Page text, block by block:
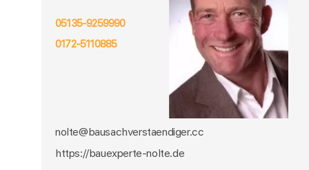
05135-9259990
0172-5110885
nolte@bausachverstaendiger.cc
https://bauexperte-nolte.de